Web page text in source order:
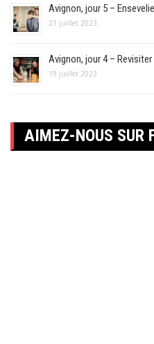
Avignon, jour 5 –
21 juillet 2023
Avignon, jour 4 –
19 juillet 2023
AIMEZ-NOUS SUR